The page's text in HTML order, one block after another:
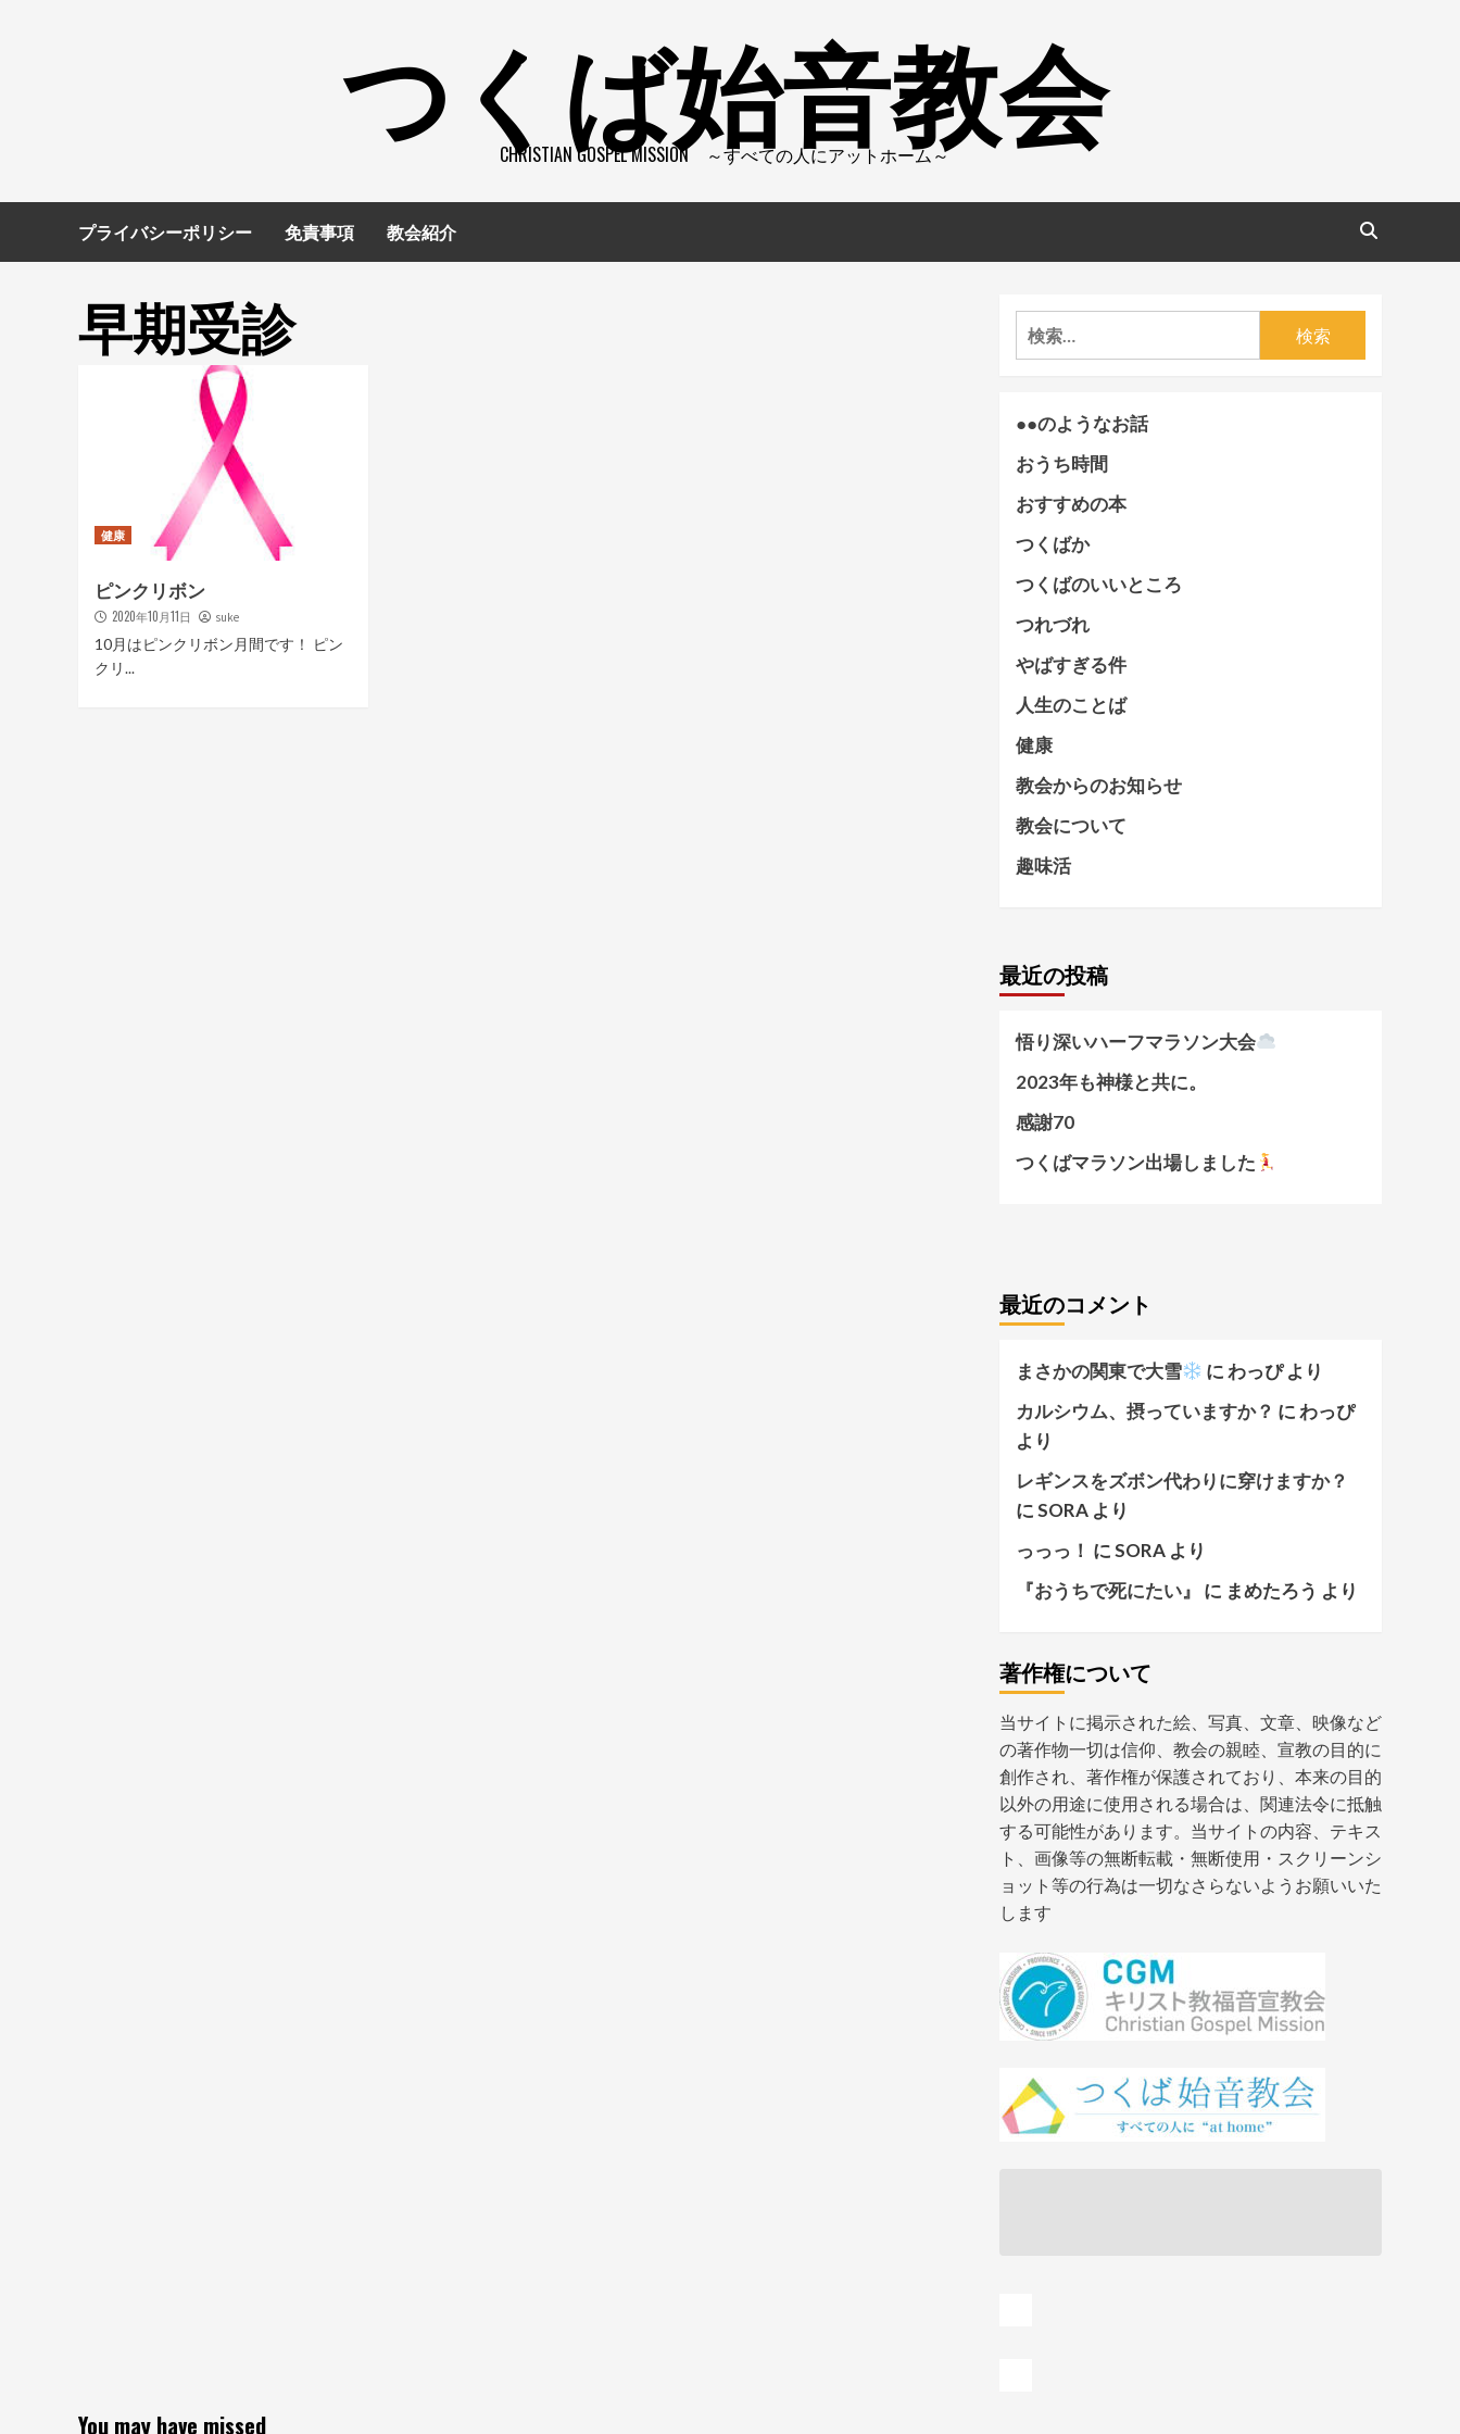
キ
プ
つくば始音教会
CHRISTIAN GOSPEL MISSION ～すべての人にアットホーム～
プライバシーポリシー 免責事項 教会紹介
早期受診
健康
ピンクリボン
2020年10月11日 suke
10月はピンクリボン月間です！ ピン
クリ...
検
索:
●●のようなお話
おうち時間
おすすめの本
つくばか
つくばのいいところ
つれづれ
やばすぎる件
人生のことば
健康
教会からのお知らせ
教会について
趣味活
最近の投稿
悟り深いハーフマラソン大会
2023年も神様と共に。
感謝70
つくばマラソン出場しました
最近のコメント
まさかの関東で大雪 に わっぴより
カルシウム、摂っていますか？ に わっぴ
より
レギンスをズボン代わりに穿けますか？
にSORAより
っっっ！ にSORAより
『おうちで死にたい』
に まめたろう より
著作権について
当サイトに掲示された絵、写真、文章、映像など
の著作物一切は信仰、教会の親睦、宣教の目的に
創作され、著作権が保護されており、本来の目的
以外の用途に使用される場合は、関連法令に抵触
する可能性があります。当サイトの内容、テキス
ト、画像等の無断転載・無断使用・スクリーンシ
ョット等の行為は一切なさらないようお願いいた
します
You may have missed